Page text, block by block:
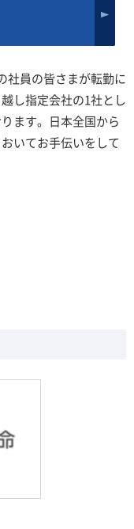
社員の皆さまが転勤に
し指定会社の1社とし
ます。日本全国から
いてお手伝いをして